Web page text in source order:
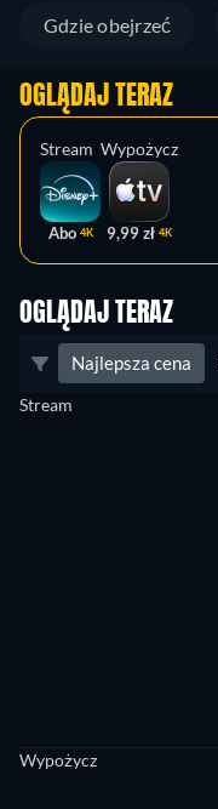
Gdzie obejrzeć
OGLĄDAJ TERAZ
Stream
Abo 4K
Wypożycz
9,99 zł 4K
OGLĄDAJ TERAZ
Najlepsza cena
Stream
Wypożycz